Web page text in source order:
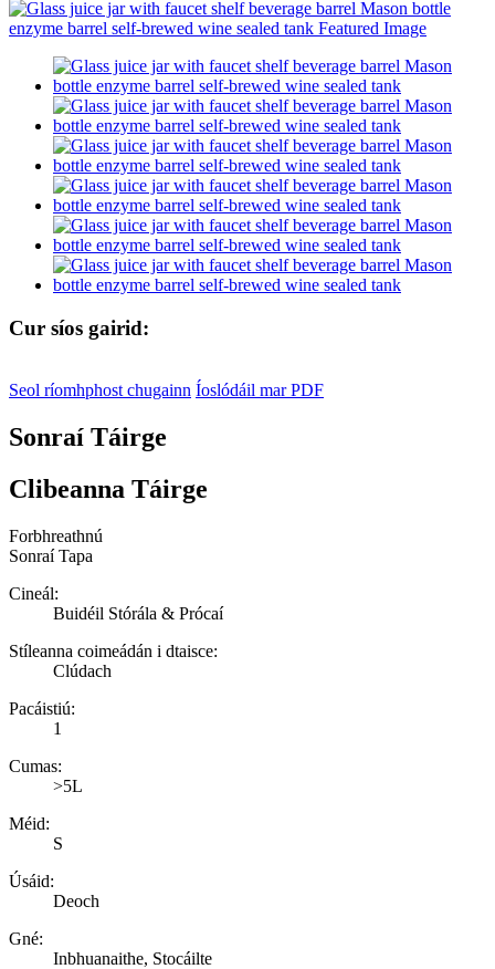
Cur síos gairid:
Seol ríomhphost chugainn Íoslódáil mar PDF
Sonraí Táirge
Clibeanna Táirge
Forbhreathnú
Sonraí Tapa
Cineál:
Buidéil Stórála & Prócaí
Stíleanna coimeádán i dtaisce:
Clúdach
Pacáistiú:
1
Cumas:
>5L
Méid:
S
Úsáid:
Deoch
Gné:
Inbhuanaithe, Stocáilte